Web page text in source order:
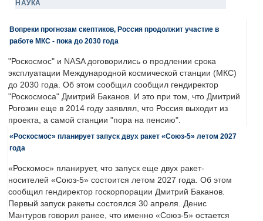
НАУКА
Вопреки прогнозам скептиков, Россия продолжит участие в
работе МКС - пока до 2030 года
"Роскосмос" и NASA договорились о продлении срока
эксплуатации Международной космической станции (МКС)
до 2030 года. Об этом сообщил сообщил гендиректор
"Роскосмоса" Дмитрий Баканов. И это при том, что Дмитрий
Рогозин еще в 2014 году заявлял, что Россия выходит из
проекта, а самой станции "пора на пенсию".
«Роскосмос» планирует запуск двух ракет «Союз-5» летом 2027
года
«Роскомос» планирует, что запуск еще двух ракет-
носителей «Союз-5» состоится летом 2027 года. Об этом
сообщил гендиректор госкорпорации Дмитрий Баканов.
Первый запуск ракеты состоялся 30 апреля. Денис
Мантуров говорил ранее, что именно «Союз-5» остается